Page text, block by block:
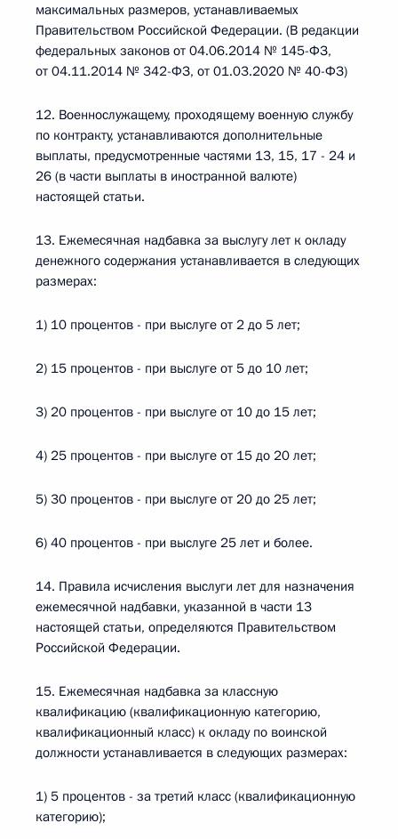
максимальных размеров, устанавливаемых
Правительством Российской Федерации. (В редакции
федеральных законов от 04.06.2014 № 145-ФЗ,
от 04.11.2014 № 342-ФЗ, от 01.03.2020 № 40-ФЗ)
12. Военнослужащему, проходящему военную службу
по контракту, устанавливаются дополнительные
выплаты, предусмотренные частями 13, 15, 17 - 24 и
26 (в части выплаты в иностранной валюте)
настоящей статьи.
13. Ежемесячная надбавка за выслугу лет к окладу
денежного содержания устанавливается в следующих
размерах:
1) 10 процентов - при выслуге от 2 до 5 лет;
2) 15 процентов - при выслуге от 5 до 10 лет;
3) 20 процентов - при выслуге от 10 до 15 лет;
4) 25 процентов - при выслуге от 15 до 20 лет;
5) 30 процентов - при выслуге от 20 до 25 лет;
6) 40 процентов - при выслуге 25 лет и более.
14. Правила исчисления выслуги лет для назначения
ежемесячной надбавки, указанной в части 13
настоящей статьи, определяются Правительством
Российской Федерации.
15. Ежемесячная надбавка за классную
квалификацию (квалификационную категорию,
квалификационный класс) к окладу по воинской
должности устанавливается в следующих размерах:
1) 5 процентов - за третий класс (квалификационную
категорию);